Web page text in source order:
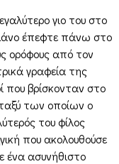
γιο του στο
έπεφτε πάνω στο
ορόφους από τον
γραφεία της
που βρίσκονταν στο
των οποίων ο
του φίλος
που ακολουθούσε
ένα ασυνήθιστο